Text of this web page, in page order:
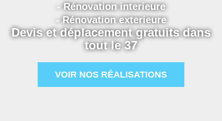
- Rénovation interieure
- Rénovation exterieure
Devis et déplacement gratuits dans
tout le 37
VOIR NOS RÉALISATIONS